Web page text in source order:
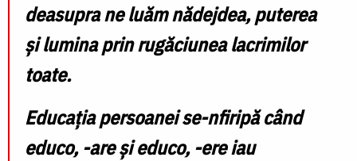
deasupra ne luăm nădejdea, puterea
și lumina prin rugăciunea lacrimilor
toate.
Educația persoanei se-nfiripă când
educo, -are și educo, -ere iau